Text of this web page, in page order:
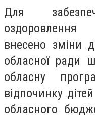
Для
внесено зміни
обласної ради
обласну
відпочинку
обласного